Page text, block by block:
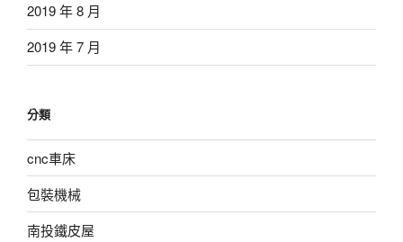
2019 年 8 月
2019 年 7 月
分類
cnc車床
包裝機械
南投鐵皮屋